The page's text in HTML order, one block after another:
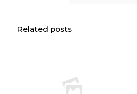
Related posts